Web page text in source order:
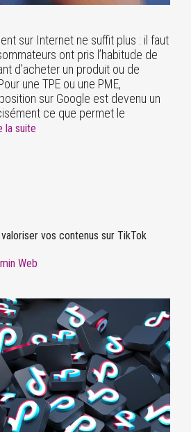
sur Internet ne suffit plus : il faut
ont pris l’habitude de
d’acheter un produit ou de
une TPE ou une PME,
sur Google est devenu un
ce que permet le
la suite
vos contenus sur TikTok
Web